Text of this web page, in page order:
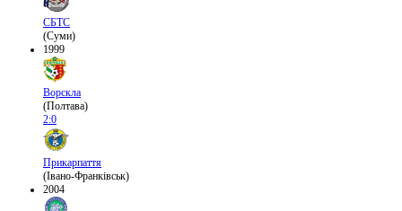
СБТС
(Суми)
1999
Ворскла
(Полтава)
2:0
Прикарпаття
(Івано-Франківськ)
2004